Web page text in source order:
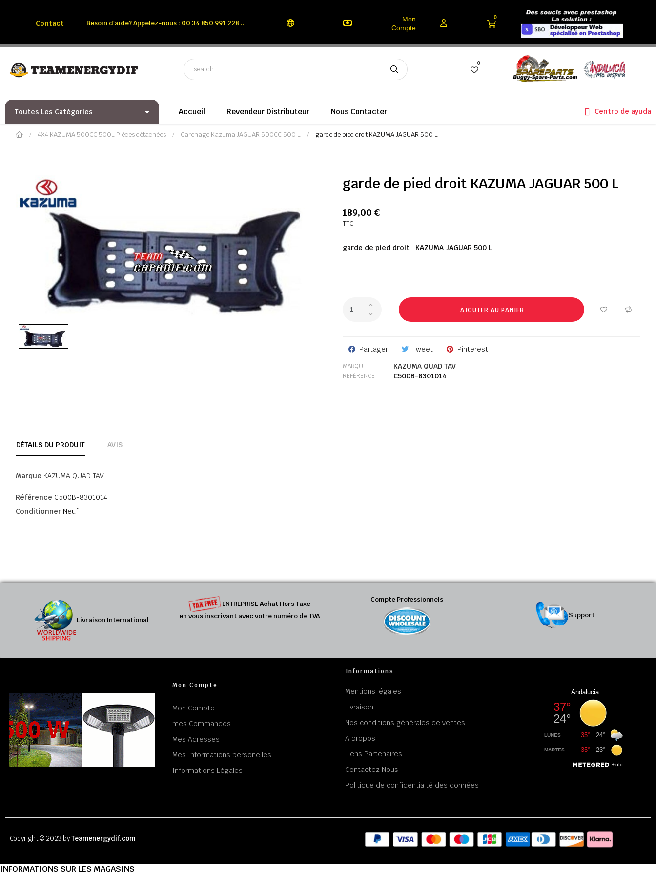
Contact Besoin d'aide? Appelez-nous : 00 34 850 991 228 ..
Mon
Compte
0
0
Toutes Les Catégories Accueil Revendeur Distributeur Nous Contacter Centro de ayuda
4X4 KAZUMA 500CC 500L Pièces détachées Carenage Kazuma JAGUAR 500CC 500 L garde de pied droit KAZUMA JAGUAR 500 L
garde de pied droit KAZUMA JAGUAR 500 L
189,00 €
TTC
garde de pied droit KAZUMA JAGUAR 500 L
AJOUTER AU PANIER
Partager Tweet Pinterest
MARQUE KAZUMA QUAD TAV
RÉFÉRENCE C500B-8301014
DÉTAILS DU PRODUIT AVIS
Marque KAZUMA QUAD TAV
Référence C500B-8301014
Conditionner Neuf
Livraison International
ENTREPRISE Achat Hors Taxe
en vous inscrivant avec votre numéro de TVA
Compte Professionnels
Support
Mon Compte
Mon Compte
mes Commandes
Mes Adresses
Mes Informations personelles
Informations Légales
Informations
Mentions légales
Livraison
Nos conditions générales de ventes
A propos
Liens Partenaires
Contactez Nous
Politique de confidentialté des données
Copyright © 2023 byTeamenergydif.com
INFORMATIONS SUR LES MAGASINS